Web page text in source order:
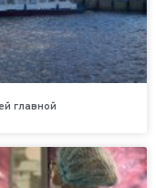
главной